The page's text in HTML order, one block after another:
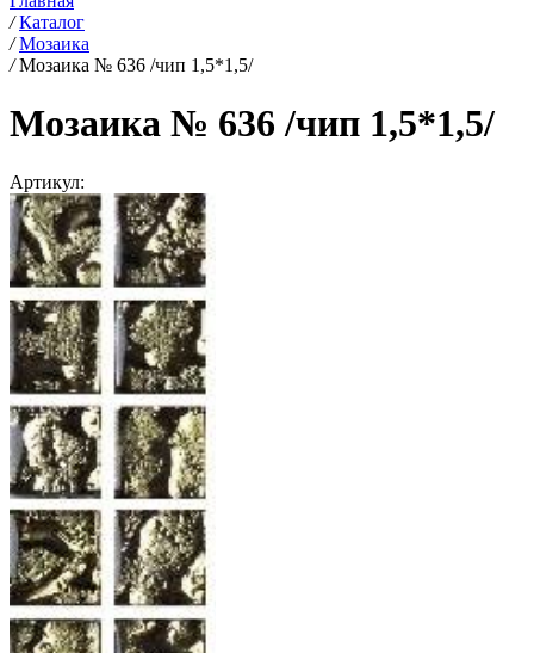
/ Каталог
/ Мозаика
/ Мозаика № 636 /чип 1,5*1,5/
Мозаика № 636 /чип 1,5*1,5/
Артикул: